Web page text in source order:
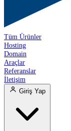
Tüm Ürünler
Hosting
Domain
Araçlar
Referanslar
İletişim
Giriş Yap